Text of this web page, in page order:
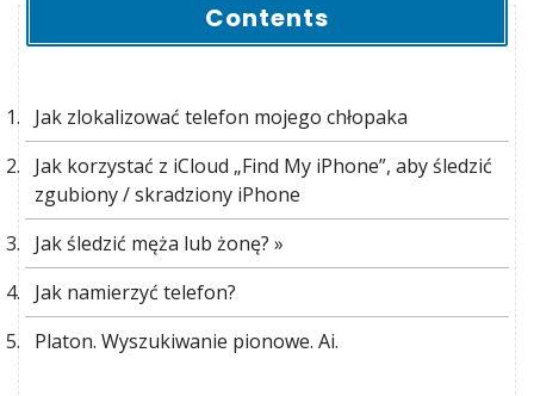
Contents
Jak zlokalizować telefon mojego chłopaka
Jak korzystać z iCloud „Find My iPhone”, aby śledzić
zgubiony / skradziony iPhone
Jak śledzić męża lub żonę? »
Jak namierzyć telefon?
Platon. Wyszukiwanie pionowe. Ai.